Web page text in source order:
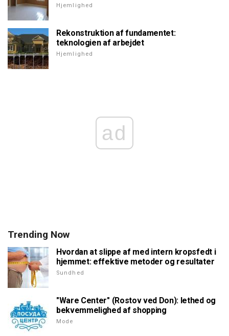
Hjemlighed
Rekonstruktion af fundamentet:
teknologien af arbejdet
Hjemlighed
ad
Trending Now
Hvordan at slippe af med intern kropsfedt i
hjemmet: effektive metoder og resultater
Sundhed
"Ware Center" (Rostov ved Don): lethed og
bekvemmelighed af shopping
Mode